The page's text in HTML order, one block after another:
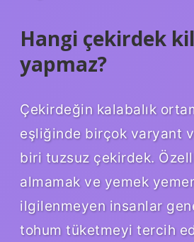
Hangi çekirdek
yapmaz?
Çekirdeğin kalabalık
eşliğinde birçok varyant
biri tuzsuz çekirdek.
almamak ve yemek
ilgilenmeyen insanlar
tohum tüketmeyi tercih